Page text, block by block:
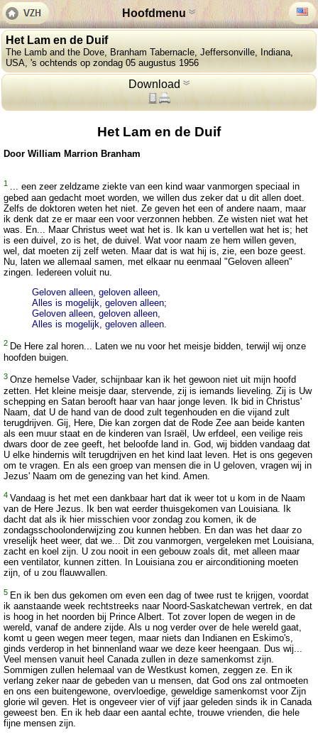
Hoofdmenu
Het Lam en de Duif
The Lamb and the Dove, Branham Tabernacle, Jeffersonville, Indiana,
USA, 's ochtends op zondag 05 augustus 1956
Download
Het Lam en de Duif
Door William Marrion Branham
1 ... een zeer zeldzame ziekte van een kind waar vanmorgen speciaal in
gebed aan gedacht moet worden, we willen dus zeker dat u dit allen doet.
Zelfs de doktoren weten het niet. Ze geven het een of andere naam, maar
ik denk dat ze er maar een voor verzonnen hebben. Ze wisten niet wat het
was. En... Maar Christus weet wat het is. Ik kan u vertellen wat het is; het
is een duivel, zo is het, de duivel. Wat voor naam ze hem willen geven,
wel, dat moeten zij zelf weten. Maar dat is wat hij is, zie, een boze geest.
Nu, laten we allemaal samen, met elkaar nu eenmaal "Geloven alleen"
zingen. Iedereen voluit nu.
Geloven alleen, geloven alleen,
Alles is mogelijk, geloven alleen;
Geloven alleen, geloven alleen,
Alles is mogelijk, geloven alleen.
2 De Here zal horen... Laten we nu voor het meisje bidden, terwijl wij onze
hoofden buigen.
3 Onze hemelse Vader, schijnbaar kan ik het gewoon niet uit mijn hoofd
zetten. Het kleine meisje daar, stervende, zij is iemands lieveling. Zij is Uw
schepping en Satan berooft haar van haar jonge leven. Ik bid in Christus'
Naam, dat U de hand van de dood zult tegenhouden en die vijand zult
terugdrijven. Gij, Here, Die kan zorgen dat de Rode Zee aan beide kanten
als een muur staat en de kinderen van Israël, Uw erfdeel, een veilige reis
dwars door de zee geeft, het beloofde land in. God, wij bidden vandaag dat
U elke hindernis wilt terugdrijven en het kind laat leven. Het is ons gegeven
om te vragen. En als een groep van mensen die in U geloven, vragen wij in
Jezus' Naam om de genezing van het kind. Amen.
4 Vandaag is het met een dankbaar hart dat ik weer tot u kom in de Naam
van de Here Jezus. Ik ben wat eerder thuisgekomen van Louisiana. Ik
dacht dat als ik hier misschien voor zondag zou komen, ik de
zondagsschoolonderwijzing zou kunnen hebben. En dan was het daar zo
vreselijk heet weer, dat we... Dit zou vanmorgen, vergeleken met Louisiana,
zacht en koel zijn. U zou nooit in een gebouw zoals dit, met alleen maar
een ventilator, kunnen zitten. In Louisiana zou er airconditioning moeten
zijn, of u zou flauwvallen.
5 En ik ben dus gekomen om even een dag of twee rust te krijgen, voordat
ik aanstaande week rechtstreeks naar Noord-Saskatchewan vertrek, en dat
is hoog in het noorden bij Prince Albert. Tot zover lopen de wegen in de
wereld, vanaf de andere zijde. Als u nog verder over de hele wereld gaat,
komt u geen wegen meer tegen, maar niets dan Indianen en Eskimo's,
ginds verderop in het binnenland waar we deze keer heengaan. Dus wij...
Veel mensen vanuit heel Canada zullen in deze samenkomst zijn.
Sommigen zullen helemaal van de Westkust komen, zeggen ze. En ik
verlang zeker naar de gebeden van u mensen, dat God ons zal ontmoeten
en ons een buitengewone, overvloedige, geweldige samenkomst voor Zijn
glorie wil geven. Het is ongeveer vier of vijf jaar geleden sinds ik in Canada
geweest ben. En ik heb daar een aantal echte, trouwe vrienden, die hele
fijne mensen zijn.